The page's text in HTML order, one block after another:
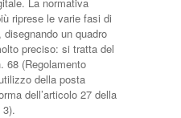
riprese le varie fasi di
un quadro
preciso: si tratta del
68 (Regolamento
della posta
dell’articolo 27 della